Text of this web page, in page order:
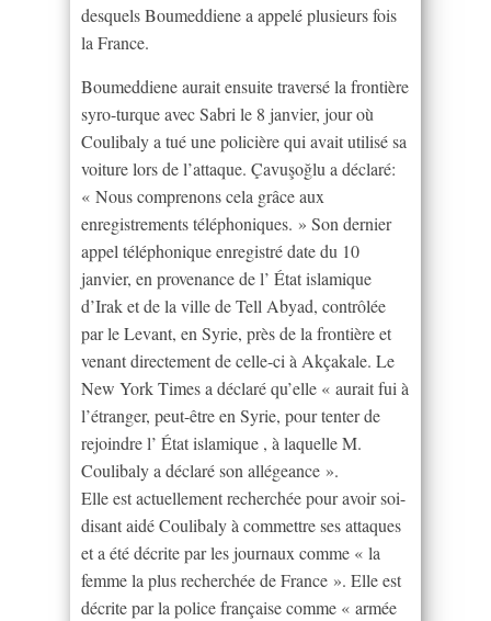
desquels Boumeddiene a appelé plusieurs fois
la France.
Boumeddiene aurait ensuite traversé la frontière
syro-turque avec Sabri le 8 janvier, jour où
Coulibaly a tué une policière qui avait utilisé sa
voiture lors de l’attaque. Çavuşoğlu a déclaré:
« Nous comprenons cela grâce aux
enregistrements téléphoniques. » Son dernier
appel téléphonique enregistré date du 10
janvier, en provenance de l’ État islamique
d’Irak et de la ville de Tell Abyad, contrôlée
par le Levant, en Syrie, près de la frontière et
venant directement de celle-ci à Akçakale. Le
New York Times a déclaré qu’elle « aurait fui à
l’étranger, peut-être en Syrie, pour tenter de
rejoindre l’ État islamique , à laquelle M.
Coulibaly a déclaré son allégeance ».
Elle est actuellement recherchée pour avoir soi-
disant aidé Coulibaly à commettre ses attaques
et a été décrite par les journaux comme « la
femme la plus recherchée de France ». Elle est
décrite par la police française comme « armée